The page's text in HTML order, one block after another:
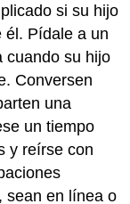
si su hijo
él. Pídale a un
cuando su hijo
Conversen
una
un tiempo
y reírse con
sean en línea o